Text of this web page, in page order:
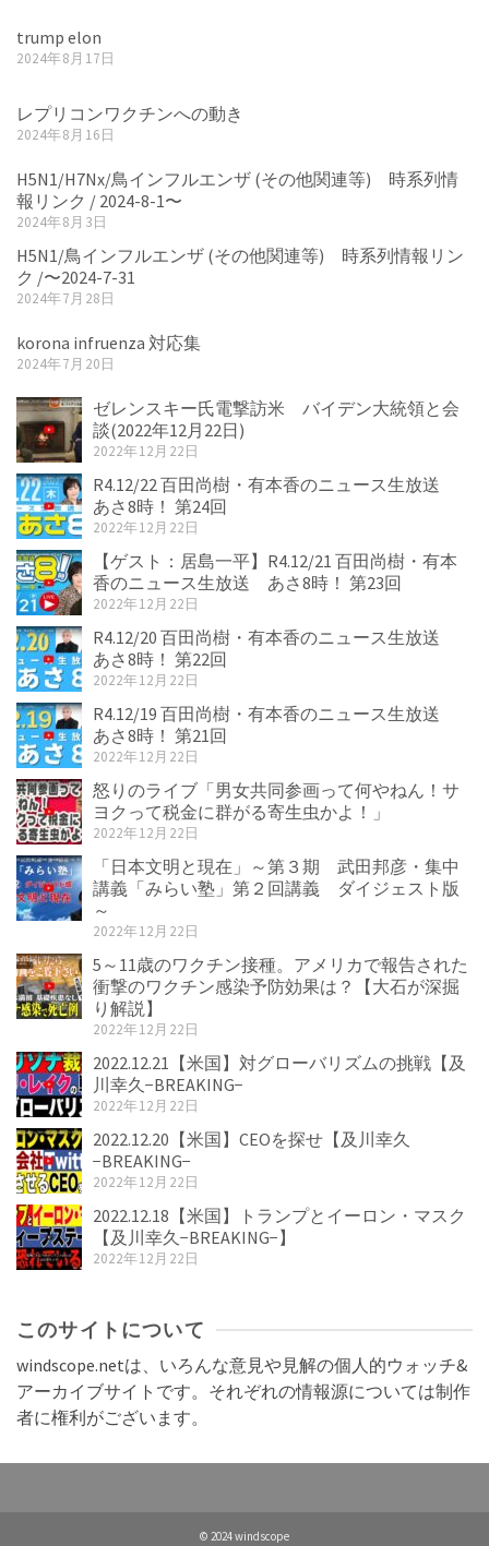
trump elon
2024年8月17日
レプリコンワクチンへの動き
2024年8月16日
H5N1/H7Nx/鳥インフルエンザ (その他関連等) 時系列情
報リンク / 2024-8-1〜
2024年8月3日
H5N1/鳥インフルエンザ (その他関連等) 時系列情報リン
ク /〜2024-7-31
2024年7月28日
korona infruenza 対応集
2024年7月20日
ゼレンスキー氏電撃訪米 バイデン大統領と会
談(2022年12月22日)
2022年12月22日
R4.12/22 百田尚樹・有本香のニュース生放送
あさ8時！ 第24回
2022年12月22日
【ゲスト：居島一平】R4.12/21 百田尚樹・有本
香のニュース生放送 あさ8時！ 第23回
2022年12月22日
R4.12/20 百田尚樹・有本香のニュース生放送
あさ8時！ 第22回
2022年12月22日
R4.12/19 百田尚樹・有本香のニュース生放送
あさ8時！ 第21回
2022年12月22日
怒りのライブ「男女共同参画って何やねん！サ
ヨクって税金に群がる寄生虫かよ！」
2022年12月22日
「日本文明と現在」～第３期 武田邦彦・集中
講義「みらい塾」第２回講義 ダイジェスト版
～
2022年12月22日
5～11歳のワクチン接種。アメリカで報告された
衝撃のワクチン感染予防効果は？【大石が深掘
り解説】
2022年12月22日
2022.12.21【米国】対グローバリズムの挑戦【及
川幸久−BREAKING−
2022年12月22日
2022.12.20【米国】CEOを探せ【及川幸久
−BREAKING−
2022年12月22日
2022.12.18【米国】トランプとイーロン・マスク
【及川幸久−BREAKING−】
2022年12月22日
このサイトについて
windscope.netは、いろんな意見や見解の個人的ウォッチ&
アーカイブサイトです。それぞれの情報源については制作
者に権利がございます。
© 2024 windscope